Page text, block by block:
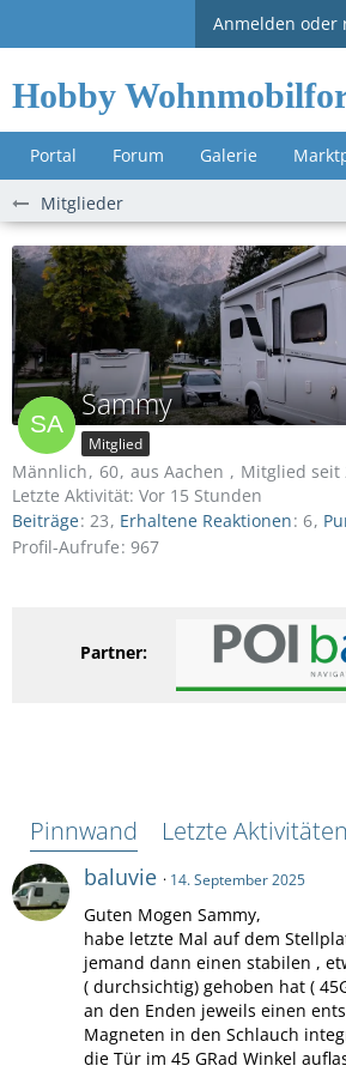
Anmelden oder
Hobby
Portal Forum Galerie
Mitglieder
Sammy
Mitglied
Männlich 60 aus Aachen
Mitglied seit
Letzte Aktivität: Vor 15 Stunden
Beiträge 23 Erhaltene Reaktionen 6
Profil-Aufrufe 967
Partner:
Pinnwand Letzte Aktivitäten
baluvie 14. September 2025
Guten Mogen Sammy,
habe letzte Mal auf dem
jemand dann einen stabilen ,
( durchsichtig) gehoben hat (
an den Enden jeweils einen
Magneten in den Schlauch
die Tür im 45 GRad Winkel